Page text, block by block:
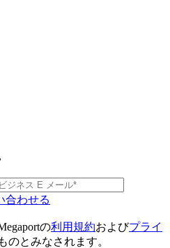
合わせる
の利用規約およびプライ
のとみなされます。